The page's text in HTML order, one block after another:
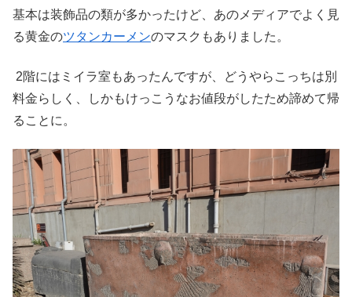
基本は装飾品の類が多かったけど、あのメディアでよく見
る黄金のツタンカーメンのマスクもありました。
2階にはミイラ室もあったんですが、どうやらこっちは別
料金らしく、しかもけっこうなお値段がしたため諦めて帰
ることに。